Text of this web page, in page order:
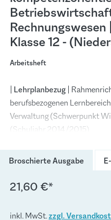
Klasse 12 -
Arbeitsheft
Lehrplanbezug |
berufsbezogenen
Verwaltung (Schwerpunkt
(Schuljahr 2014/2015)
| Gesamtkonzeption
| Die
den FOS-Merkurbüchern
Broschierte Ausgabe
21,60 €*
inkl. MwSt.zzgl.